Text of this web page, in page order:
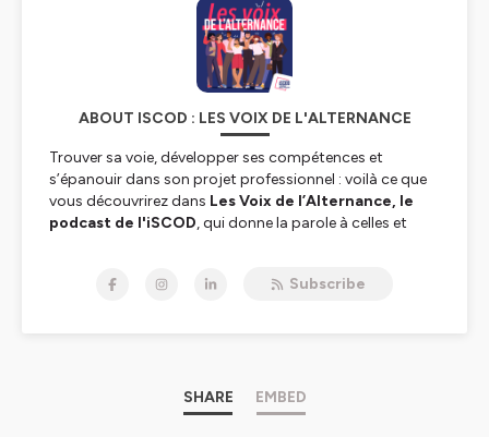
ABOUT ISCOD : LES VOIX DE L'ALTERNANCE
Trouver sa voie, développer ses compétences et
s’épanouir dans son projet professionnel : voilà ce que
vous découvrirez dans Les Voix de l’Alternance, le
podcast de l'iSCOD, qui donne la parole à celles et
🎙️ Ici, on parle de bien plus que de formation :
Des conseils pratiques
: pour trouver la bonne
Subscribe
SHARE EMBED